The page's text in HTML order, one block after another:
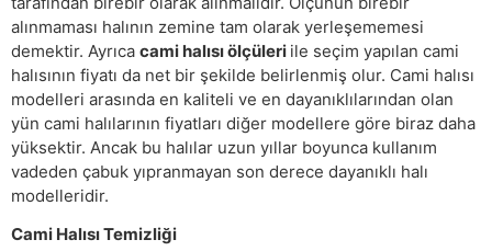
alınmaması halının zemine tam olarak yerleşememesi
demektir. Ayrıca cami halısı ölçüleri ile seçim yapılan cami
halısının fiyatı da net bir şekilde belirlenmiş olur. Cami halısı
modelleri arasında en kaliteli ve en dayanıklılarından olan
yün cami halılarının fiyatları diğer modellere göre biraz daha
yüksektir. Ancak bu halılar uzun yıllar boyunca kullanım
vadeden çabuk yıpranmayan son derece dayanıklı halı
modelleridir.
Cami Halısı Temizliği